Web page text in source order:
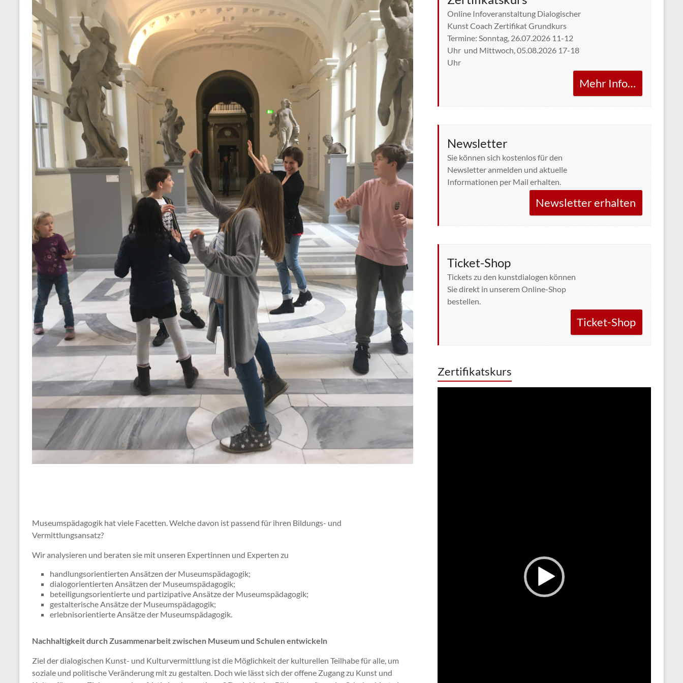
Museumspädagogik hat viele Facetten. Welche davon ist passend für ihren Bildungs- und
Vermittlungsansatz?
Wir analysieren und beraten sie mit unseren Expertinnen und Experten zu
handlungsorientierten Ansätzen der Museumspädagogik;
dialogorientierten Ansätzen der Museumspädagogik;
beteiligungsorientierte und partizipative Ansätze der Museumspädagogik;
gestalterische Ansätze der Museumspädagogik;
erlebnisorientierte Ansätze der Museumspädagogik.
Nachhaltigkeit durch Zusammenarbeit zwischen Museum und Schulen entwickeln
Ziel der dialogischen Kunst- und Kulturvermittlung ist die Möglichkeit der kulturellen Teilhabe für alle, um
soziale und politische Veränderung mit zu gestalten. Doch wie lässt sich der offene Zugang zu Kunst und
Online Infoveranstaltung Dialogischer
Kunst Coach Zertifikat Grundkurs
Termine: Sonntag, 26.07.2026 11-12
Uhr und Mittwoch, 05.08.2026 17-18
Uhr
Mehr Info…
Newsletter
Sie können sich kostenlos für den
Newsletter anmelden und aktuelle
Informationen per Mail erhalten.
Newsletter erhalten
Ticket-Shop
Tickets zu den kunstdialogen können
Sie direkt in unserem Online-Shop
bestellen.
Ticket-Shop
Zertifikatskurs